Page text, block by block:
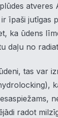
atveres
īpaši jutīgas
ka ūdens
daļu no
tas var
radot